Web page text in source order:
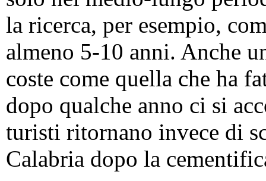
la ricerca, per esempio,
almeno 5-10 anni. Anche
coste come quella che ha
dopo qualche anno ci si
turisti ritornano invece di
Calabria dopo la